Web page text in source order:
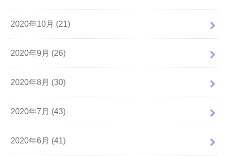
2020年10月 (21)
2020年9月 (26)
2020年8月 (30)
2020年7月 (43)
2020年6月 (41)